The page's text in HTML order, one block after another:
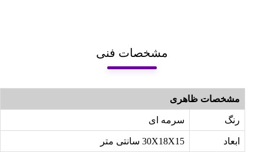
مشخصات فنی
مشخصات ظاهری
رنگ سرمه ای
ابعاد 30X18X15 سانتی متر